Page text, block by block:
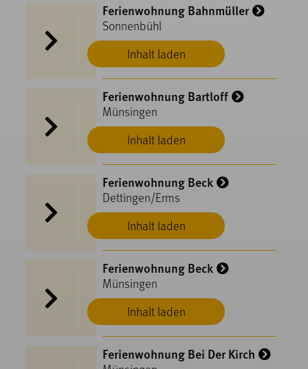
Inhalt laden
Ferienwohnung Bahnmüller
Sonnenbühl
Inhalt laden
Ferienwohnung Bartloff
Münsingen
Inhalt laden
Ferienwohnung Beck
Dettingen/Erms
Inhalt laden
Ferienwohnung Beck
Münsingen
Ferienwohnung Bei Der Kirch